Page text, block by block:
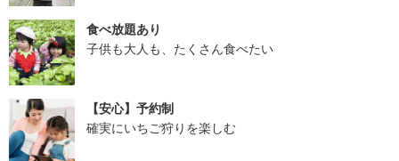
食べ放題あり
子供も大人も、たくさん食べたい
【安心】予約制
確実にいちご狩りを楽しむ